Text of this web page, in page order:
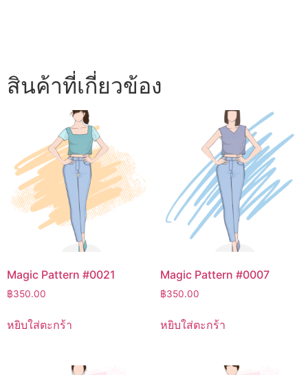
สินค้าที่เกี่ยวข้อง
Magic Pattern #0021
฿350.00
หยิบใส่ตะกร้า
Magic Pattern #0007
฿350.00
หยิบใส่ตะกร้า